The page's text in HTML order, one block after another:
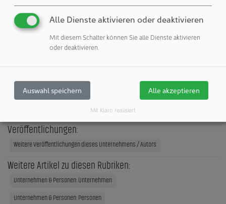
Kunden in allen Fragen zu den Services.
Der Sitz der HHAC Dr. Heusler GmbH ist Stutensee bei
76297 Stutensee
Deutschland
Veröffentlichungen:
Weitere Veröffentlichungen dieses Unternehmens / Autors
Weitere Artikel zu diesen Rubriken:
Unternehmen & Personen: Unternehmen
Unternehmen & Personen: Personen
Alle Dienste aktivieren oder deaktivieren
Mit diesem Schalter können Sie alle Dienste aktivieren
oder deaktivieren.
Auswahl speichern Alle akzeptieren
Mit Klaro realisiert